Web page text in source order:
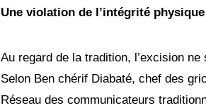
Une violation de l’intégrité
Au regard de la tradition, l’excision
Selon Ben chérif Diabaté, chef des
Réseau des communicateurs